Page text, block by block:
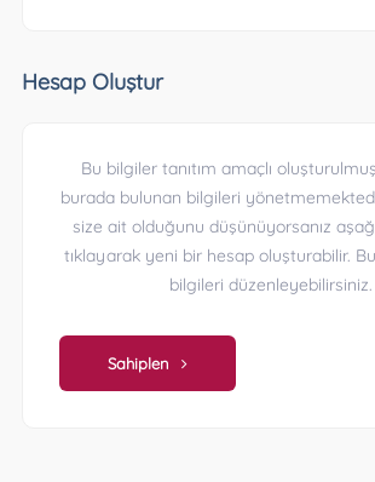
Hesap Oluştur
Bu bilgiler tanıtım amaçlı
burada bulunan bilgileri
size ait olduğunu düşünüyorsanız
tıklayarak yeni bir hesap oluşturabilir.
bilgileri düzenleyebilirsiniz.
Sahiplen